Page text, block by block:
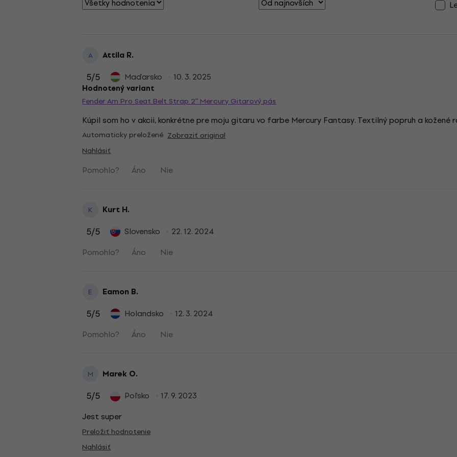
A Attila R.
5/5 Maďarsko 10. 3. 2025
Hodnotený variant
Fender Am Pro Seat Belt Strap 2'' Mercury Gitarový pás
Kúpil som ho v akcii, konkrétne pre moju gitaru vo farbe Mercury Fantasy. Textilný popruh a kožené
Automaticky preložené Zobraziť original
Nahlásiť
Pomohlo? Áno Nie
K Kurt H.
5/5 Slovensko
22. 12. 2024
Pomohlo?
Áno Nie
E Eamon B.
5/5 Holandsko
12. 3. 2024
Pomohlo?
Áno Nie
M Marek O.
5/5 Poľsko
17. 9. 2023
Jest super
Preložiť hodnotenie
Nahlásiť